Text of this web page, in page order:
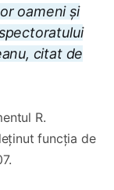
oameni și
citat de
R.
funcția de